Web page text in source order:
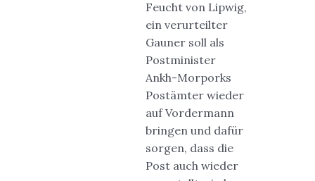
Feucht von Lipwig,
ein verurteilter
Gauner soll als
Postminister
Ankh-Morporks
Postämter wieder
auf Vordermann
bringen und dafür
sorgen, dass die
Post auch wieder